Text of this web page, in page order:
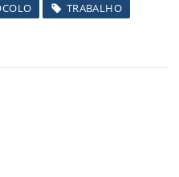
TRABALHO